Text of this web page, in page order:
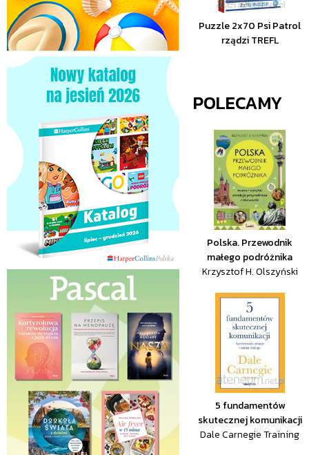
Puzzle 2x70 Psi Patrol
rządzi TREFL
POLECAMY
Polska. Przewodnik
małego podróżnika
Krzysztof H. Olszyński
5 fundamentów
skutecznej komunikacji
Dale Carnegie Training